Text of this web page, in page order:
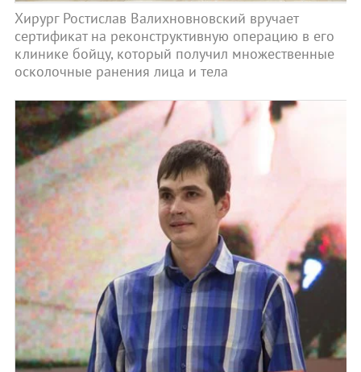
Хирург Ростислав Валихновновский вручает
сертификат на реконструктивную операцию в его
клинике бойцу, который получил множественные
осколочные ранения лица и тела